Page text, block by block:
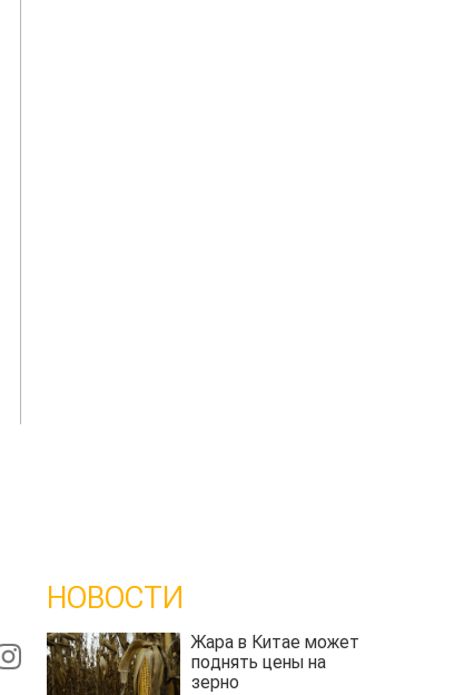
НОВОСТИ
Жара в Китае может
поднять цены на
зерно